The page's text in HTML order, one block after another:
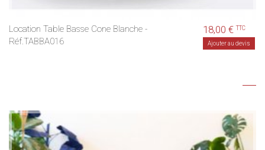
Location Table Basse Cone Blanche -
Réf.TABBA016
18,00 €TTC
Ajouter au devis